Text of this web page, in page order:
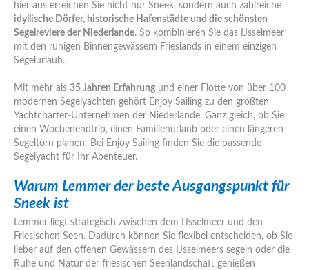
hier aus erreichen Sie nicht nur Sneek, sondern auch zahlreiche
idyllische Dörfer, historische Hafenstädte und die schönsten
Segelreviere der Niederlande. So kombinieren Sie das IJsselmeer
mit den ruhigen Binnengewässern Frieslands in einem einzigen
Segelurlaub.
Mit mehr als 35 Jahren Erfahrung und einer Flotte von über 100
modernen Segelyachten gehört Enjoy Sailing zu den größten
Yachtcharter-Unternehmen der Niederlande. Ganz gleich, ob Sie
einen Wochenendtrip, einen Familienurlaub oder einen längeren
Segeltörn planen: Bei Enjoy Sailing finden Sie die passende
Segelyacht für Ihr Abenteuer.
Warum Lemmer der beste Ausgangspunkt für
Sneek ist
Lemmer liegt strategisch zwischen dem IJsselmeer und den
Friesischen Seen. Dadurch können Sie flexibel entscheiden, ob Sie
lieber auf den offenen Gewässern des IJsselmeers segeln oder die
Ruhe und Natur der friesischen Seenlandschaft genießen